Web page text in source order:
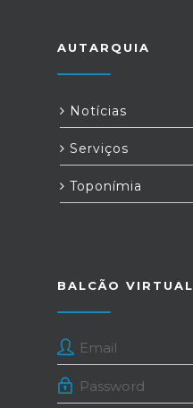
AUTARQUIA
Notícias
Serviços
Toponímia
BALCÃO VIRTUAL